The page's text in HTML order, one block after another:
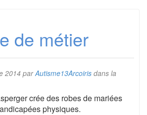
de métier
2014 parAutisme13Arcoiris dans la
crée des robes de mariées
physiques.